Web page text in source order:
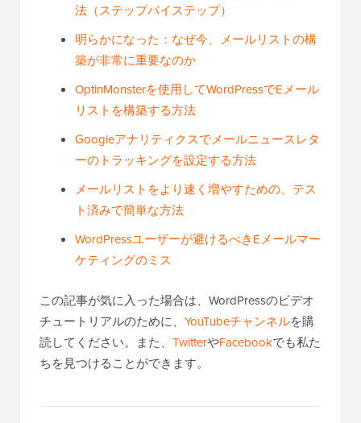
法（ステップバイステップ）
明らかになった：なぜ今、メールリストの構
築が非常に重要なのか
OptinMonsterを使用してWordPressでEメール
リストを構築する方法
Googleアナリティクスでメールニュースレタ
ーのトラッキングを設定する方法
メールリストをより速く増やすための、テス
ト済みで簡単な方法
WordPressユーザーが避けるべきEメールマー
ケティングのミス
この記事が気に入った場合は、WordPressのビデオ
チュートリアルのために、 YouTubeチャンネルを購
読してください。また、 TwitterやFacebookでも私た
ちを見つけることができます。